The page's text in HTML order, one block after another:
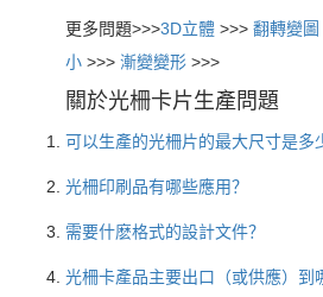
更多問題>>>3D立體 >>> 翻轉變圖
小 >>> 漸變變形 >>>
關於光柵卡片生產問題
可以生產的光柵片的最大尺寸是多
光柵印刷品有哪些應用？
需要什麽格式的設計文件？
光柵卡產品主要出口（或供應）到